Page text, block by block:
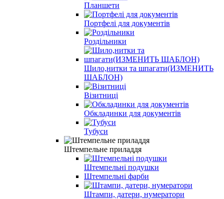
Планшети
Портфелi для документів
Роздільники
Шило,нитки та шпагати(ИЗМЕНИТЬ
ШАБЛОН)
Візитниці
Обкладинки для документів
Тубуси
Штемпельне приладдя
Штемпельні подушки
Штемпельні фарби
Штампи, датери, нумератори